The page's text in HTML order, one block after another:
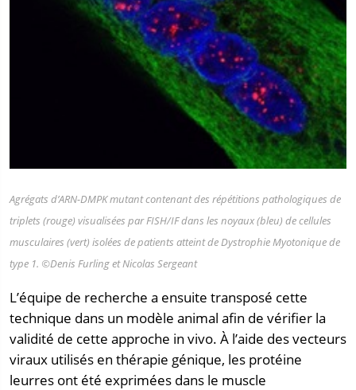
Agrégats d’ARN-DMPK mutant contenant des répétitions pathologiques de
triplets (rouge) visualisées par FISH/IF dans les noyaux (bleu) de cellules
musculaires (vert) isolées de patients atteint de Dystrophie Myotonique de
type 1. ©Denis Furling et Nicolas Sergeant
L’équipe de recherche a ensuite transposé cette
technique dans un modèle animal afin de vérifier la
validité de cette approche in vivo. À l’aide des vecteurs
viraux utilisés en thérapie génique, les protéine
leurres ont été exprimées dans le muscle